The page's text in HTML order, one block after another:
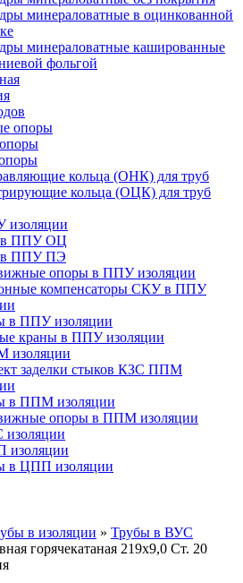
минераловатные в оцинкованной
минераловатные кашированные
фольгой
опоры
кольца (ОНК) для труб
кольца (ОЦК) для труб
изоляции
в ППУ ОЦ
в ППУ ПЭ
опоры в ППУ изоляции
компенсаторы СКУ в ППУ
в ППУ изоляции
краны в ППУ изоляции
изоляции
заделки стыков КЗС ППМ
в ППМ изоляции
опоры в ППМ изоляции
изоляции
в ЦПП изоляции
в изоляции » Трубы в ВУС
горячекатаная 219х9,0 Ст. 20